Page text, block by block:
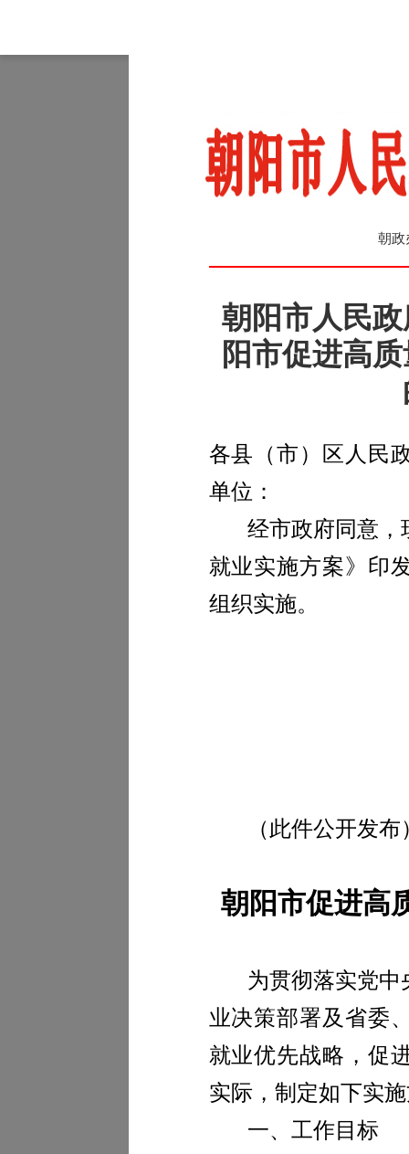
朝政
朝阳市人民
阳市促进高
各县（市）区人民
单位：
经市政府同意，
就业实施方案》印
组织实施。
（此件公开发布
朝阳市促进高
为贯彻落实党
业决策部署及省委
就业优先战略，促
实际，制定如下实
一、工作目标